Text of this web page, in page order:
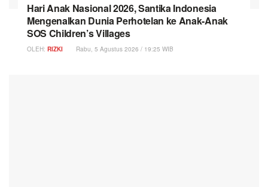
Hari Anak Nasional 2026, Santika Indonesia
Mengenalkan Dunia Perhotelan ke Anak-Anak
SOS Children’s Villages
OLEH: RIZKI Rabu, 5 Agustus 2026 / 19:25 WIB